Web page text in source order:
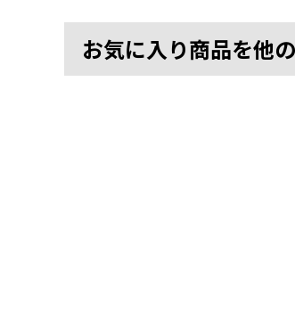
お気に入り商品を他